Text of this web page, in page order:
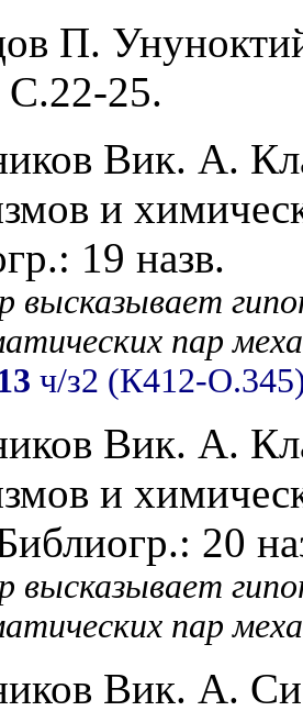
П.
25.
Вик. А.
и
19 назв.
высказывает
пар
ч/з2 (К412-
Вик. А.
и
20
высказывает
пар
Вик. А.